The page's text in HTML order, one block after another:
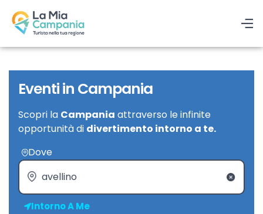
Eventi in Campania
Scopri la Campania attraverso le infinite
opportunità di divertimento intorno a te.
Dove
Intorno A Me